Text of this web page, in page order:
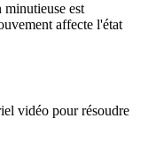
est
affecte l'état
vidéo pour résoudre